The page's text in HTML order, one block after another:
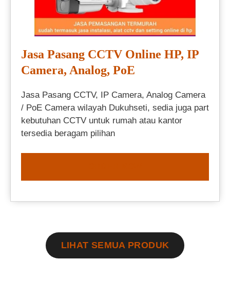
Jasa Pasang CCTV Online HP, IP
Camera, Analog, PoE
Jasa Pasang CCTV, IP Camera, Analog Camera
/ PoE Camera wilayah Dukuhseti, sedia juga part
kebutuhan CCTV untuk rumah atau kantor
tersedia beragam pilihan
LIHAT SEMUA PRODUK